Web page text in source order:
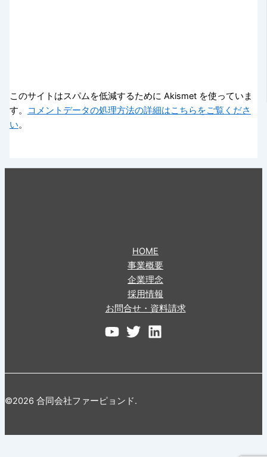
このサイトはスパムを低減するために Akismet を使っていま
す。
コメントデータの処理方法の詳細はこちらをご覧くださ
い。
HOME
事業概要
企業理念
採用情報
お問合せ・資料請求
©2026 合同会社ファーピョンド.